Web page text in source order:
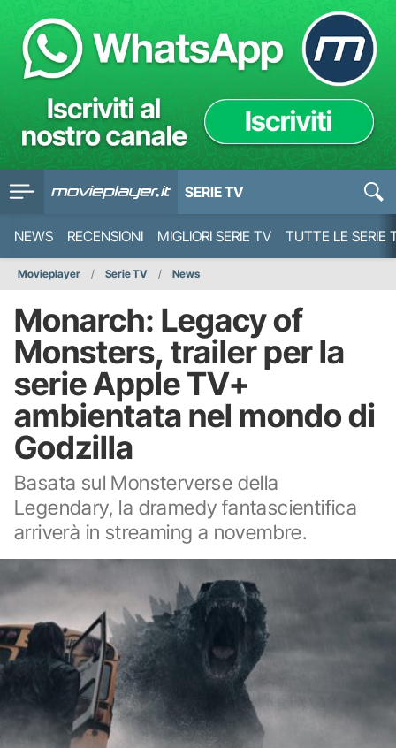
SERIE TV
NEWS RECENSIONI MIGLIORI SERIE TV TUTTE LE SERIE
Movieplayer Serie TV News
Monarch: Legacy of
Monsters, trailer per la
serie Apple TV+
ambientata nel mondo di
Godzilla
Basata sul Monsterverse della
Legendary, la dramedy fantascientifica
arriverà in streaming a novembre.